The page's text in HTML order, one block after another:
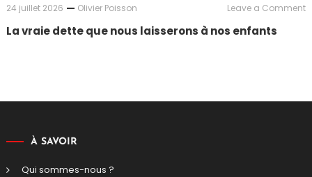
24 juillet 2026
Olivier Poisson Leave a Comment
La vraie dette que nous laisserons à nos enfants
À SAVOIR
Qui sommes-nous ?